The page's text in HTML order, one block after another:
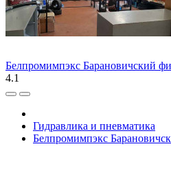
Белпромимпэкс Барановичский
4.1
Гидравлика и пневматика
Белпромимпэкс